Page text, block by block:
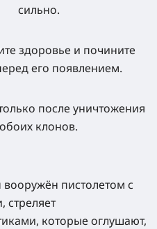
сильно.
здоровье и почините
его появлением.
после уничтожения
обоих клонов.
пистолетом с
которые оглушают,